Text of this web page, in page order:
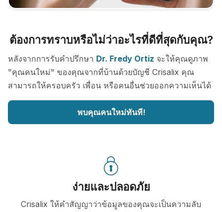
ต้องการทราบหรือไม่ว่าอะไรที่ดีที่สุดกับคุณ?
หลังจากการรับคำปรึกษา Dr. Fredy Ortiz จะให้คุณดูภาพ
"คุณคนใหม่" ของคุณจากที่บ้านด้วยบัญชี Crisalix คุณ
สามารถให้ครอบครัว เพื่อน หรือคนอื่นช่วยออกความเห็นได้
พบคุณคนใหม่ทันที!
ง่ายและปลอดภัย
Crisalix ให้คำสัญญาว่าข้อมูลของคุณจะเป็นความลับ